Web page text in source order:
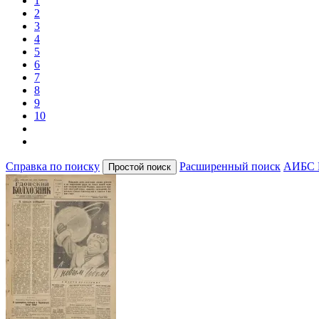
2
3
4
5
6
7
8
9
10
Справка по поиску Расширенный поиск АИБС